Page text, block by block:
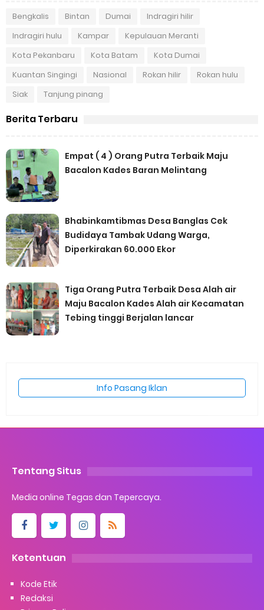
Bengkalis Bintan Dumai
Indragiri hilir
Indragiri hulu
Kampar
Kepulauan Meranti
Kota Pekanbaru
Kota Batam
Kota Dumai
Kuantan Singingi
Nasional Rokan hilir
Rokan hulu
Siak
Tanjung pinang
Berita Terbaru
Empat ( 4 ) Orang Putra Terbaik Maju
Bacalon Kades Baran Melintang
Bhabinkamtibmas Desa Banglas Cek
Budidaya Tambak Udang Warga,
Diperkirakan 60.000 Ekor
Tiga Orang Putra Terbaik Desa Alah air
Maju Bacalon Kades Alah air Kecamatan
Tebing tinggi Berjalan lancar
Info Pasang Iklan
Tentang Situs
Media online Tegas dan Tepercaya.
Ketentuan
Kode Etik
Redaksi